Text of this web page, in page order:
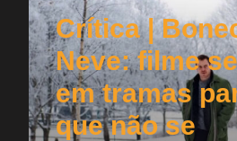
Crítica |
Neve: filme
em tramas
que não se